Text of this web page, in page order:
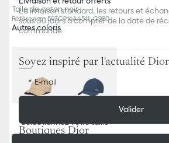
Toile de coton noir
Référence:593C916A4511_C980
Autres coloris
Sélectionnez votre taille
La livraison standard, les retours et
sous 30 jours à compter de la date de
commande
Soyez inspiré par l'actualité Dior
E-mail
Valider
Boutiques Dior